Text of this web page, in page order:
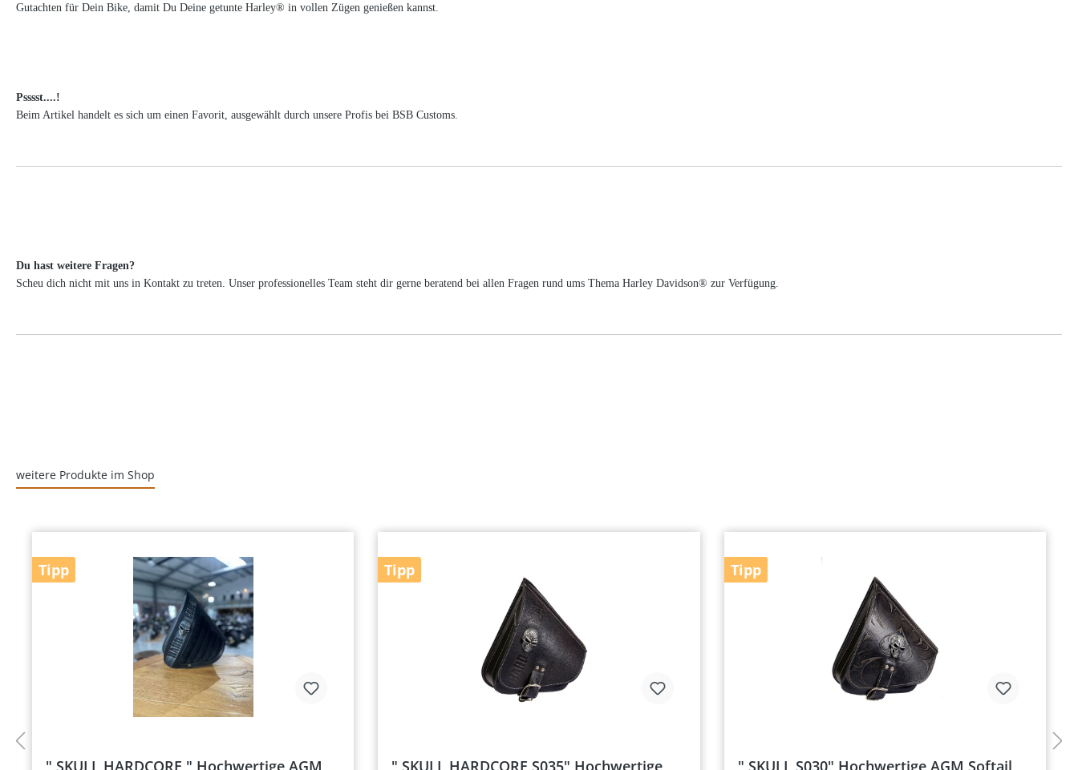
Gutachten für Dein Bike, damit Du Deine getunte Harley® in vollen Zügen genießen kannst.
Psssst....!
Beim Artikel handelt es sich um einen Favorit, ausgewählt durch unsere Profis bei BSB Customs.
Du hast weitere Fragen?
Scheu dich nicht mit uns in Kontakt zu treten. Unser professionelles Team steht dir gerne beratend bei allen Fragen rund ums Thema Harley Davidson® zur Verfügung.
weitere Produkte im Shop
Tipp
" SKULL HARDCORE " Hochwertige AGM
Tipp
" SKULL HARDCORE S035" Hochwertige
Tipp
" SKULL S030" Hochwertige AGM Softail